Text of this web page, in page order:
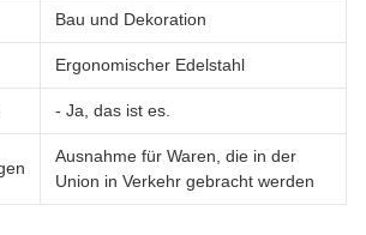
Bau und Dekoration
Ergonomischer Edelstahl
- Ja, das ist es.
Ausnahme für Waren, die in der
Union in Verkehr gebracht werden